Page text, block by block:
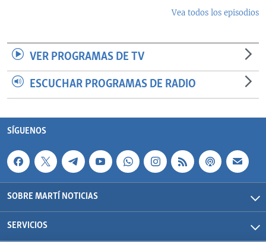
Vea todos los episodios
VER PROGRAMAS DE TV
ESCUCHAR PROGRAMAS DE RADIO
SÍGUENOS
SOBRE MARTÍ NOTICIAS
SERVICIOS